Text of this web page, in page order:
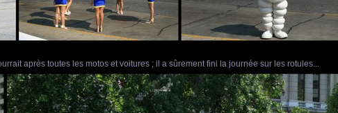
après toutes les motos et voitures ; il a sûrement fini la journée sur les rotules...